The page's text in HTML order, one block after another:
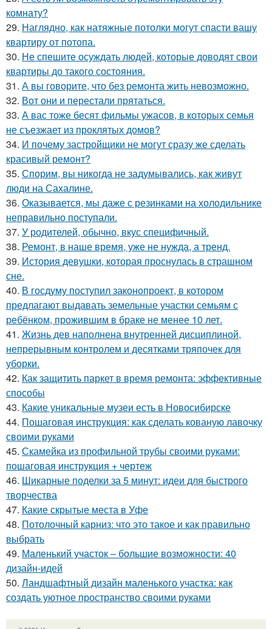
комнату?
29. Наглядно, как натяжные потолки могут спасти вашу
квартиру от потопа.
30. Не спешите осуждать людей, которые доводят свои
квартиры до такого состояния.
31. А вы говорите, что без ремонта жить невозможно.
32. Вот они и перестали прятаться.
33. А вас тоже бесят фильмы ужасов, в которых семья
не съезжает из проклятых домов?
34. И почему застройщики не могут сразу же сделать
красивый ремонт?
35. Спорим, вы никогда не задумывались, как живут
люди на Сахалине.
36. Оказывается, мы даже с резинками на холодильнике
неправильно поступали.
37. У родителей, обычно, вкус специфичный.
38. Ремонт, в наше время, уже не нужда, а тренд.
39. История девушки, которая проснулась в страшном
сне.
40. В госдуму поступил законопроект, в котором
предлагают выдавать земельные участки семьям с
ребёнком, прожившим в браке не менее 10 лет.
41. Жизнь дев наполнена внутренней дисциплиной,
непрерывным контролем и десятками тряпочек для
уборки.
42. Как защитить паркет в время ремонта: эффективные
способы
43. Какие уникальные музеи есть в Новосибирске
44. Пошаговая инструкция: как сделать кованую лавочку
своими руками
45. Скамейка из профильной трубы своими руками:
пошаговая инструкция + чертеж
46. Шикарные поделки за 5 минут: идеи для быстрого
творчества
47. Какие скрытые места в Уфе
48. Потолочный карниз: что это такое и как правильно
выбрать
49. Маленький участок – большие возможности: 40
дизайн-идей
50. Ландшафтный дизайн маленького участка: как
создать уютное пространство своими руками